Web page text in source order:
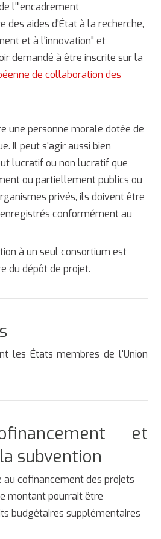
l'"encadrement
des aides d'État à la recherche,
et à l'innovation" et
demandé à être inscrite sur la
de collaboration des
une personne morale dotée de
Il peut s'agir aussi bien
lucratif ou non lucratif que
ou partiellement publics ou
privés, ils doivent être
conformément au
à un seul consortium est
du dépôt de projet.
les États membres de l'Union
et
subvention
cofinancement des projets
montant pourrait être
budgétaires supplémentaires